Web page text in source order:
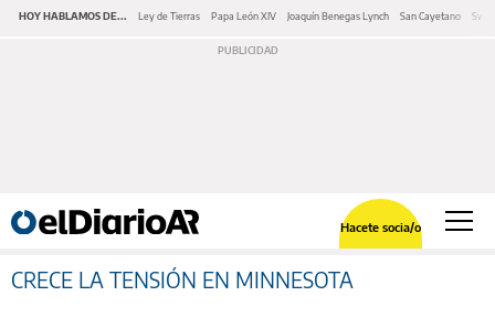
HOY HABLAMOS DE... Ley de Tierras Papa León XIV Joaquín Benegas Lynch San Cayetano
Hacete socia/o
CRECE LA TENSIÓN EN MINNESOTA